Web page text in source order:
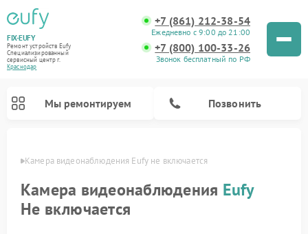
FIX-EUFY
Ремонт устройств Eufy
Специализированный
cервисный центр г.
Краснодар
+7 (861) 212-38-54
Ежедневно с 9:00 до 21:00
+7 (800) 100-33-26
Звонок бесплатный по РФ
Мы ремонтируем Позвонить
Камера видеонаблюдения Eufy не включается
Камера видеонаблюдения Eufy
Не включается